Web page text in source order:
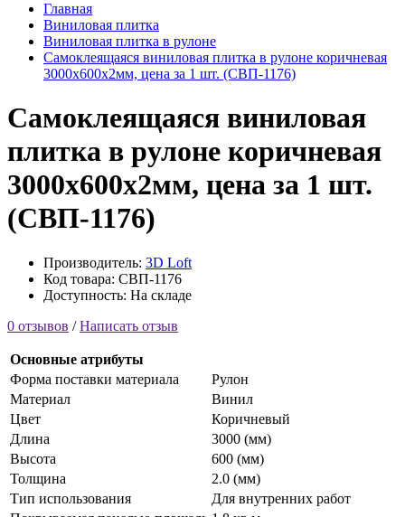
Главная
Виниловая плитка
Виниловая плитка в рулоне
Самоклеящаяся виниловая плитка в рулоне коричневая
3000х600х2мм, цена за 1 шт. (СВП-1176)
Самоклеящаяся виниловая
плитка в рулоне коричневая
3000х600х2мм, цена за 1 шт.
(СВП-1176)
Производитель: 3D Loft
Код товара: СВП-1176
Доступность: На складе
0 отзывов /Написать отзыв
Основные атрибуты
Форма поставки материала
Рулон
Материал
Винил
Цвет
Коричневый
Длина
3000 (мм)
Высота
600 (мм)
Толщина
2.0 (мм)
Тип использования
Для внутренних работ